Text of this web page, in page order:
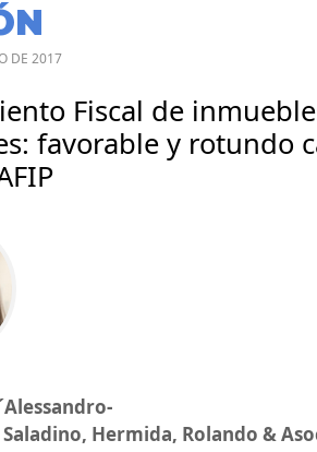
DE 2017
Fiscal de
favorable y rotundo
Hermida, Rolando &